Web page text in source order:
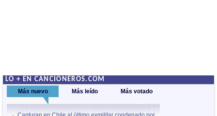
LO + EN CANCIONEROS.COM
Más nuevo Más leído Más votado